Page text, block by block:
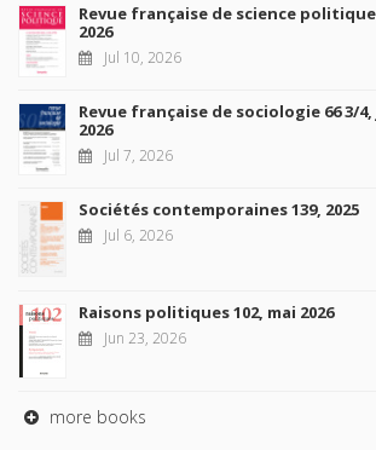
Revue française de science
2026
Jul 10, 2026
Revue française de sociologie 66 3/
2026
Jul 7, 2026
Sociétés contemporaines 139, 2025
Jul 6, 2026
Raisons politiques 102, mai 2026
Jun 23, 2026
more books